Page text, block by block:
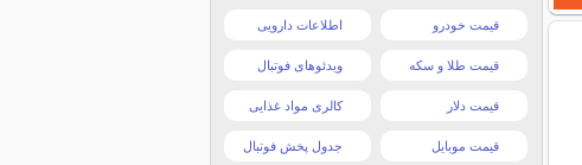
قیمت خودرو اطلاعات دارویی
قیمت طلا و سکه ویدئوهای فوتبال
قیمت دلار کالری مواد غذایی
قیمت موبایل جدول پخش فوتبال